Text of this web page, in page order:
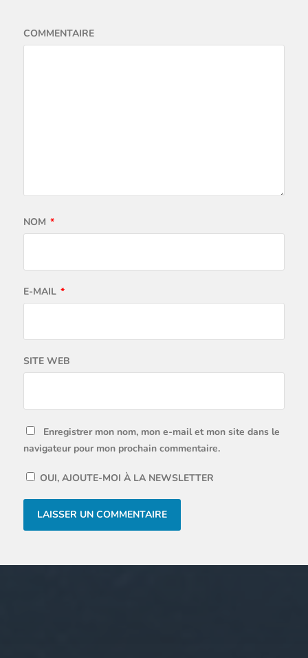
COMMENTAIRE
NOM *
E-MAIL *
SITE WEB
Enregistrer mon nom, mon e-mail et mon site dans le
navigateur pour mon prochain commentaire.
OUI, AJOUTE-MOI À LA NEWSLETTER